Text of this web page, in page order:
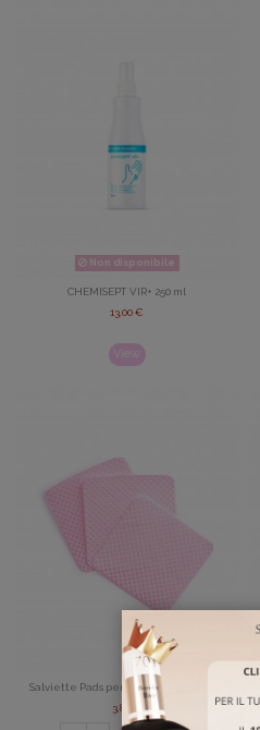
Non disponibile
CHEMISEPT VIR+ 250 ml
13,00 €
View
Salviette Pads per unghie, rosa 100pz.
3,80 €